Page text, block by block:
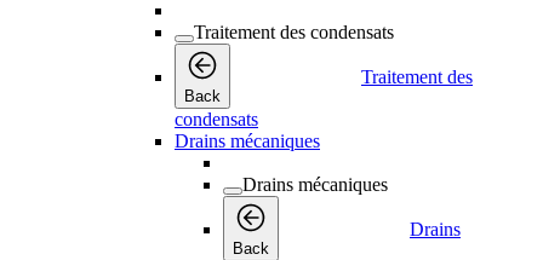
Traitement des condensats
Back
Traitement des
condensats
Drains mécaniques
Drains mécaniques
Back
Drains